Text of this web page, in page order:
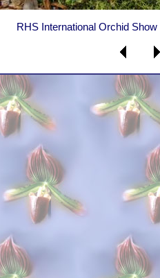
RHS International Orchid